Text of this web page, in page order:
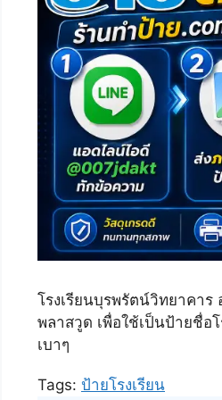
โรงเรียนบุรพรัตน์วิทยาคาร
พลาสวูด เพื่อใช้เป็นป้ายชื่อ
เบาๆ
Tags: ป้ายโรงเรียน